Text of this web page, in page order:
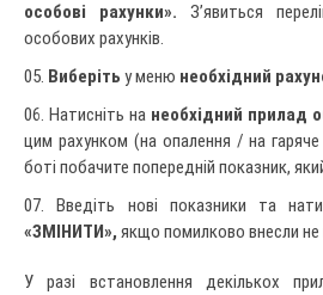
особові рахунки». З’явиться
особових рахунків.
Виберіть у меню необхідний
Натисніть на необхідний прилад
цим рахунком (на опалення / на
боті побачите попередній показник,
Введіть нові показники та
«ЗМІНИТИ», якщо помилково внесли не
У разі встановлення декількох